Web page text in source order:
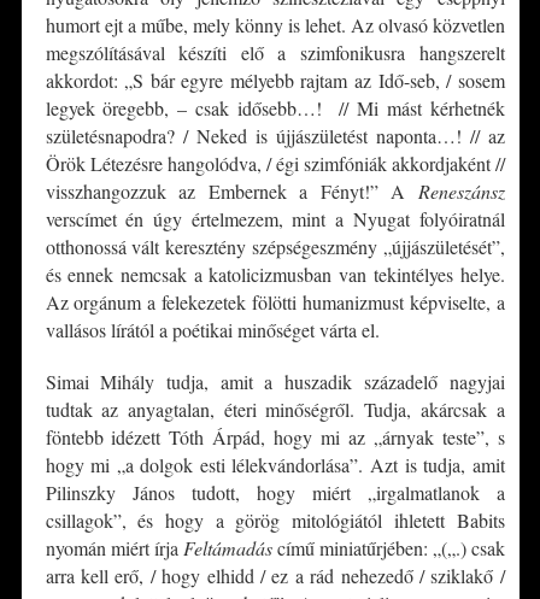
humort ejt a műbe, mely könny is lehet. Az olvasó közvetlen
megszólításával készíti elő a szimfonikusra hangszerelt
akkordot: „S bár egyre mélyebb rajtam az Idő-seb, / sosem
legyek öregebb, – csak idősebb…! // Mi mást kérhetnék
születésnapodra? / Neked is újjászületést naponta…! // az
Örök Létezésre hangolódva, / égi szimfóniák akkordjaként //
visszhangozzuk az Embernek a Fényt!” A Reneszánsz
verscímet én úgy értelmezem, mint a Nyugat folyóiratnál
otthonossá vált keresztény szépségeszmény „újjászületését”,
és ennek nemcsak a katolicizmusban van tekintélyes helye.
Az orgánum a felekezetek fölötti humanizmust képviselte, a
vallásos lírától a poétikai minőséget várta el.
Simai Mihály tudja, amit a huszadik századelő nagyjai
tudtak az anyagtalan, éteri minőségről. Tudja, akárcsak a
föntebb idézett Tóth Árpád, hogy mi az „árnyak teste”, s
hogy mi „a dolgok esti lélekvándorlása”. Azt is tudja, amit
Pilinszky János tudott, hogy miért „irgalmatlanok a
csillagok”, és hogy a görög mitológiától ihletett Babits
nyomán miért írja Feltámadáscímű miniatűrjében: „(„.) csak
arra kell erő, / hogy elhidd / ez a rád nehezedő / sziklakő /